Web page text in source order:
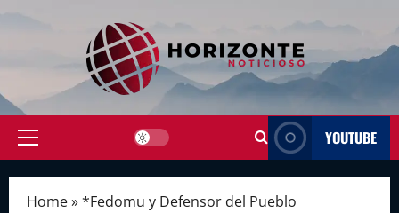
Primary
YOUTUBE
Home»*Fedomu y Defensor del Pueblo